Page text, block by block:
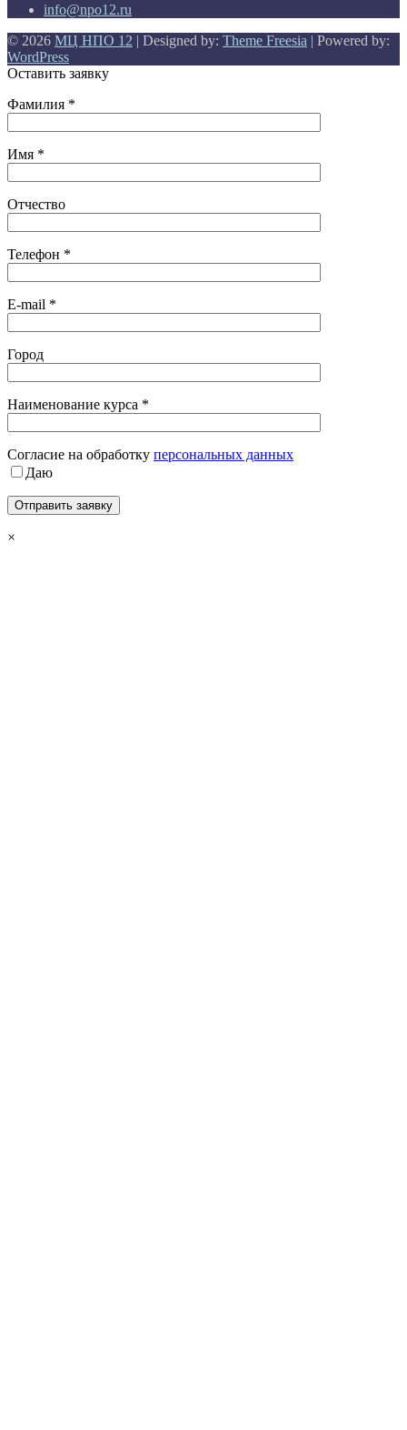
info@npo12.ru
© 2026 МЦ НПО 12 | Designed by: Theme Freesia | Powered by:
WordPress
Оставить заявку
Фамилия *
Имя *
Отчество
Телефон *
E-mail *
Город
Наименование курса *
Cогласие на обработку персональных данных
Даю
×